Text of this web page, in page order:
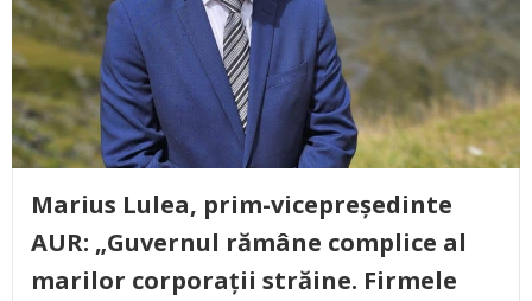
Marius Lulea, prim-vicepreședinte
AUR: „Guvernul rămâne complice al
marilor corporații străine. Firmele